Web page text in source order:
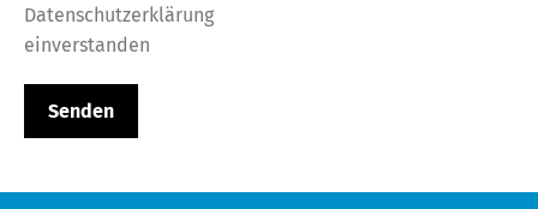
Datenschutzerklärung
einverstanden